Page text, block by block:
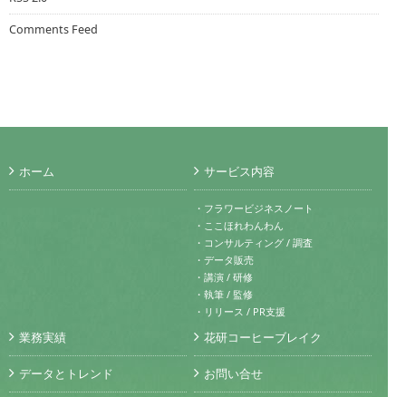
Comments Feed
ホーム サービス内容
・フラワービジネスノート
・ここほれわんわん
・コンサルティング / 調査
・データ販売
・講演 / 研修
・執筆 / 監修
・リリース / PR支援
業務実績
データとトレンド
花研コーヒーブレイク
お問い合せ